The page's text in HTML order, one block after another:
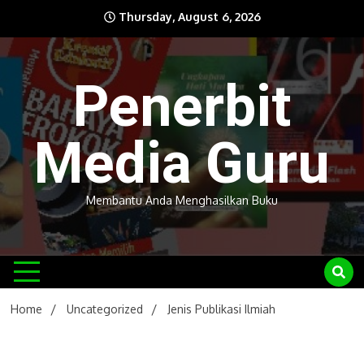
content
Thursday, August 6, 2026
Penerbit
Media Guru
Membantu Anda Menghasilkan Buku
Home Uncategorized Jenis Publikasi Ilmiah